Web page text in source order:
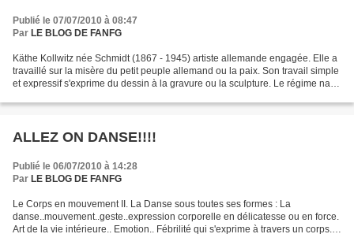
Publié le 07/07/2010 à 08:47
Par LE BLOG DE FANFG
Käthe Kollwitz née Schmidt (1867 - 1945) artiste allemande engagée. Elle a
travaillé sur la misère du petit peuple allemand ou la paix. Son travail simple
et expressif s'exprime du dessin à la gravure ou la sculpture. Le régime nazi
ALLEZ ON DANSE!!!!
Publié le 06/07/2010 à 14:28
Par LE BLOG DE FANFG
Le Corps en mouvement II. La Danse sous toutes ses formes : La
danse..mouvement..geste..expression corporelle en délicatesse ou en force.
Art de la vie intérieure.. Emotion.. Fébrilité qui s'exprime à travers un corps..